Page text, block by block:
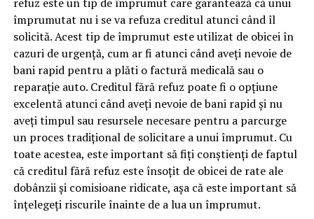
împrumutat nu i se va refuza creditul atunci când îl
solicită. Acest tip de împrumut este utilizat de obicei în
cazuri de urgență, cum ar fi atunci când aveți nevoie de
bani rapid pentru a plăti o factură medicală sau o
reparație auto. Creditul fără refuz poate fi o opțiune
excelentă atunci când aveți nevoie de bani rapid și nu
aveți timpul sau resursele necesare pentru a parcurge
un proces tradițional de solicitare a unui împrumut. Cu
toate acestea, este important să fiți conștienți de faptul
că creditul fără refuz este însoțit de obicei de rate ale
dobânzii și comisioane ridicate, așa că este important să
înțelegeți riscurile înainte de a lua un împrumut.